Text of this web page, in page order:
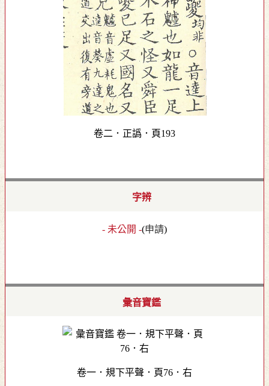
卷二．正譌．頁193
字辨
- 未公開 -(申請)
彙音寶鑑
卷一．規下平聲．頁76．右